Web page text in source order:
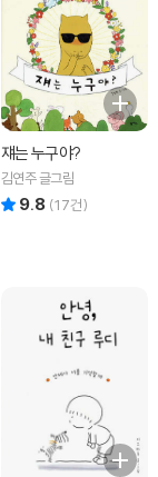
쟤는 누구야?
김연주 글그림
9.8 (17건)